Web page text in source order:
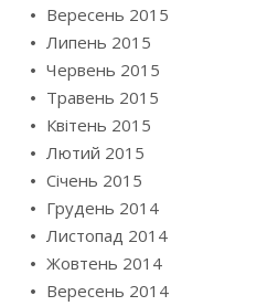
Вересень 2015
Липень 2015
Червень 2015
Травень 2015
Квітень 2015
Лютий 2015
Січень 2015
Грудень 2014
Листопад 2014
Жовтень 2014
Вересень 2014